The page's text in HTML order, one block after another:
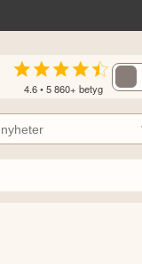
4.6 • 5 860+ betyg